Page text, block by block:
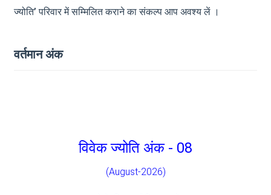
ज्योति’ परिवार में सम्मिलित कराने का संकल्प आप अवश्य लें ।
वर्तमान अंक
विवेक ज्योति अंक - 08
(August-2026)